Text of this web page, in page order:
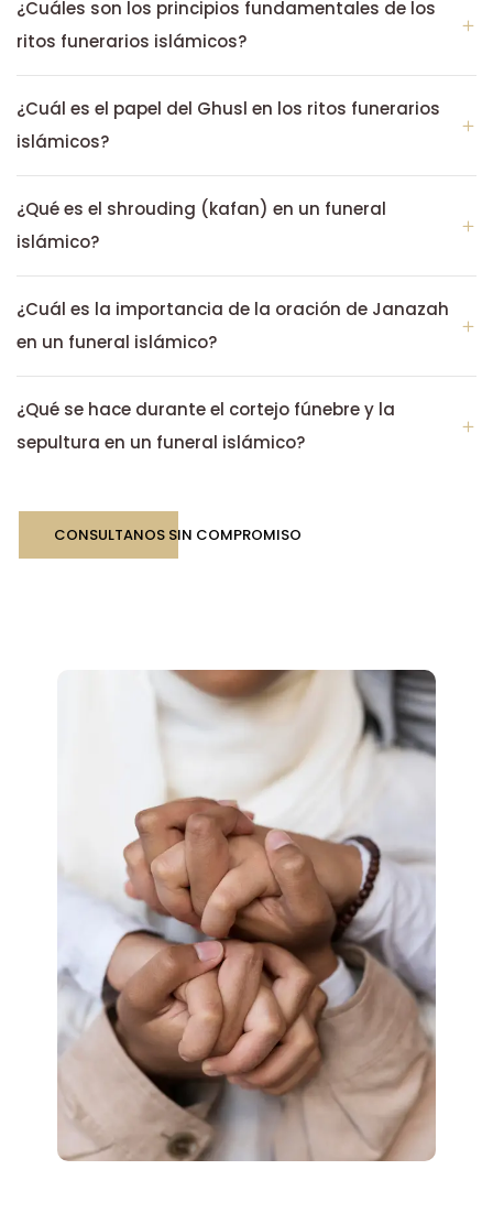
¿Cuáles son los principios fundamentales de los
ritos funerarios islámicos?
¿Cuál es el papel del Ghusl en los ritos funerarios
islámicos?
¿Qué es el shrouding (kafan) en un funeral
islámico?
¿Cuál es la importancia de la oración de Janazah
en un funeral islámico?
¿Qué se hace durante el cortejo fúnebre y la
sepultura en un funeral islámico?
CONSULTANOS SIN COMPROMISO